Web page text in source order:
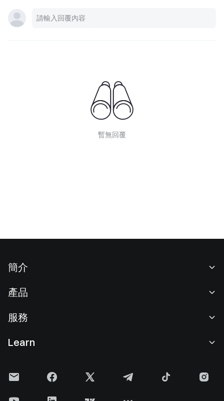
暫無回覆
簡介
新聞中心
產品
現貨交易
理財中心
服務
Learn
Gate 快訊